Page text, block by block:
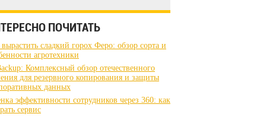
ПОЧИТАТЬ
сладкий горох Феро: обзор сорта и
агротехники
Комплексный обзор отечественного
для резервного копирования и защиты
данных
эффективности сотрудников через 360: как
сервис